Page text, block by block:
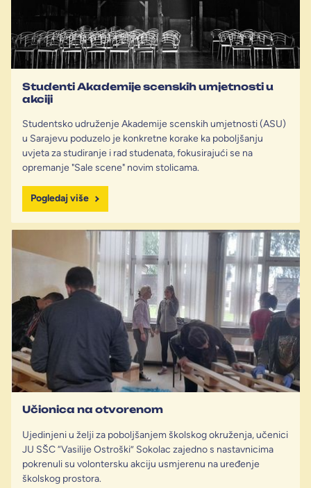
Studenti Akademije scenskih umjetnosti u
akciji
Studentsko udruženje Akademije scenskih umjetnosti (ASU)
u Sarajevu poduzelo je konkretne korake ka poboljšanju
uvjeta za studiranje i rad studenata, fokusirajući se na
opremanje "Sale scene" novim stolicama.
Pogledaj više
Učionica na otvorenom
Ujedinjeni u želji za poboljšanjem školskog okruženja, učenici
JU SŠC “Vasilije Ostroški” Sokolac zajedno s nastavnicima
pokrenuli su volontersku akciju usmjerenu na uređenje
školskog prostora.